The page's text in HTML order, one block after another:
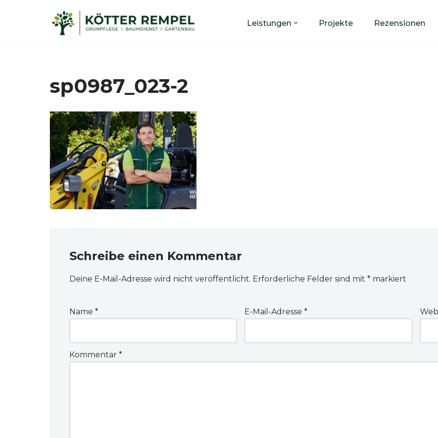
Leistungen Projekte Rezensionen
sp0987_023-2
Schreibe einen Kommentar
Deine E-Mail-Adresse wird nicht veröffentlicht. Erforderliche Felder sind mit * markiert
Name * E-Mail-Adresse*
Kommentar *